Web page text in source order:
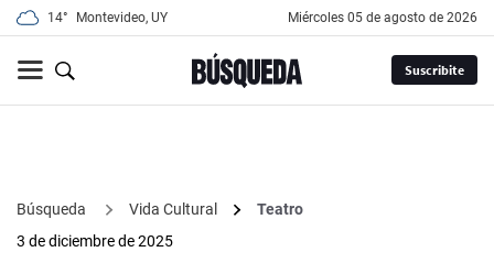
14° Montevideo, UY miércoles 05 de agosto de 2026
Suscribite
Búsqueda Vida Cultural
Teatro
3 de diciembre de 2025